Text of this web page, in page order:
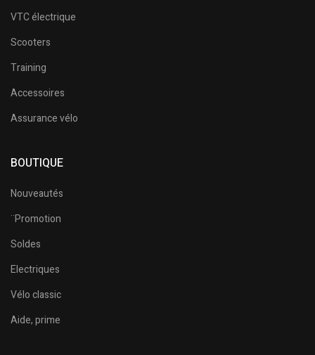
VTC électrique
Scooters
Training
Accessoires
Assurance vélo
BOUTIQUE
Nouveautés
¨Promotion
Soldes
Electriques
Vélo classic
Aide, prime